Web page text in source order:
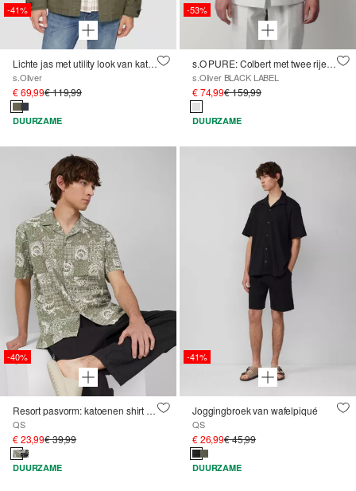
-41%
Lichte jas met utility look van katoen
s.Oliver
€ 69,99€ 119,99
DUURZAME
-53%
s.O PURE: Colbert met twee rijen en een slim fit
s.Oliver BLACK LABEL
€ 74,99€ 159,99
DUURZAME
-40%
Resort pasvorm: katoenen shirt met all-over print
QS
€ 23,99€ 39,99
DUURZAME
-41%
Joggingbroek van wafelpiqué
QS
€ 26,99€ 45,99
DUURZAME